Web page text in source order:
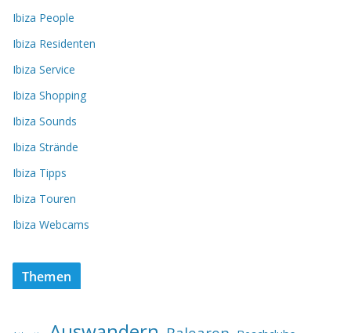
Ibiza People
Ibiza Residenten
Ibiza Service
Ibiza Shopping
Ibiza Sounds
Ibiza Strände
Ibiza Tipps
Ibiza Touren
Ibiza Webcams
Themen